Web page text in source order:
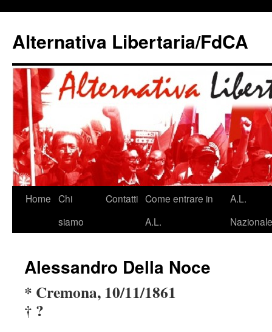
Alternativa Libertaria/FdCA
VaiHome Chi
siamo
Contatti Come entrare in
A.L.
A.L.
Nazionale
Alessandro Della Noce
* Cremona, 10/11/1861
† ?